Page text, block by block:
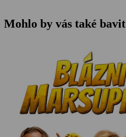
Mohlo by vás také bavit